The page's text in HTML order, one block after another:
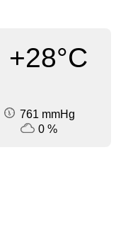
+28°C
761 mmHg
0 %